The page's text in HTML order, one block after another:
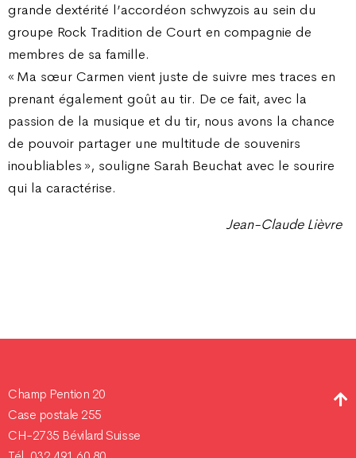
grande dextérité l’accordéon schwyzois au sein du
groupe Rock Tradition de Court en compagnie de
membres de sa famille.
« Ma sœur Carmen vient juste de suivre mes traces en
prenant également goût au tir. De ce fait, avec la
passion de la musique et du tir, nous avons la chance
de pouvoir partager une multitude de souvenirs
inoubliables », souligne Sarah Beuchat avec le sourire
qui la caractérise.
Jean-Claude Lièvre
Champ Pention 20
Case postale 255
CH-2735 Bévilard Suisse